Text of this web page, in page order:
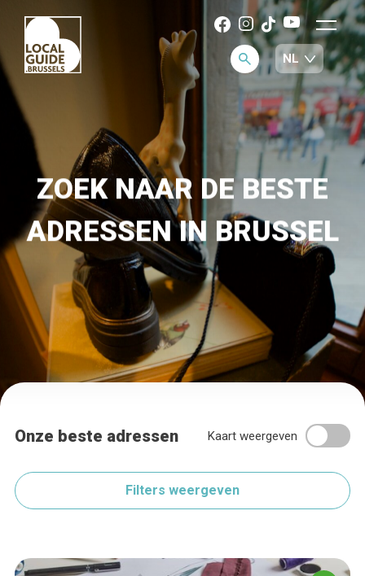
ZOEK NAAR DE BESTE
ADRESSEN IN BRUSSEL
Onze beste adressen Kaart weergeven
Filters weergeven